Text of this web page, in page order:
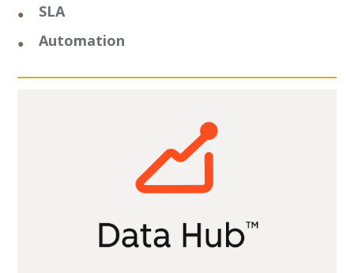
SLA
Automation